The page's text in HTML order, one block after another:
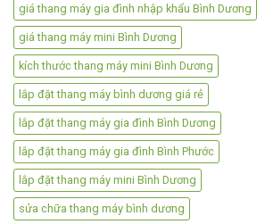
giá thang máy gia đình nhập khẩu Bình Dương
giá thang máy mini Bình Dương
kích thước thang máy mini Bình Dương
lắp đặt thang máy bình dương giá rẻ
lắp đặt thang máy gia đình Bình Dương
lắp đặt thang máy gia đình Bình Phước
lắp đặt thang máy mini Bình Dương
sửa chữa thang máy bình dương